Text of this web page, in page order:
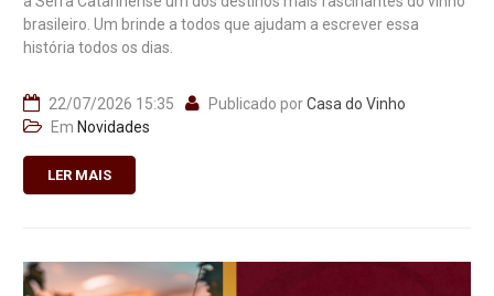
brasileiro. Um brinde a todos que ajudam a escrever essa
história todos os dias.
22/07/2026 15:35 Publicado porCasa do Vinho
Em Novidades
LER MAIS